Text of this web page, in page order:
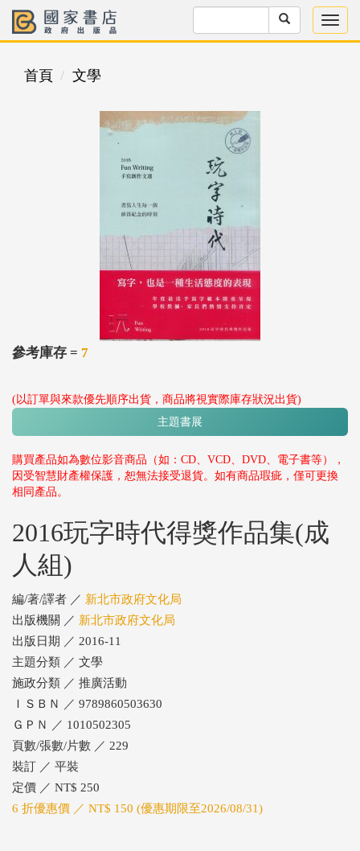
首頁 文學
參考庫存 = 7
(以訂單與來款優先順序出貨，商品將視實際庫存狀況出貨)
主題書展
購買產品如為數位影音商品（如：CD、VCD、DVD、電子書等），
因受智慧財產權保護，恕無法接受退貨。如有商品瑕疵，僅可更換
相同產品。
2016玩字時代得獎作品集(成
人組)
編/著/譯者 ／ 新北市政府文化局
出版機關 ／ 新北市政府文化局
出版日期 ／ 2016-11
主題分類 ／ 文學
施政分類 ／ 推廣活動
ＩＳＢＮ ／ 9789860503630
ＧＰＮ ／ 1010502305
頁數/張數/片數 ／ 229
裝訂 ／ 平裝
定價 ／ NT$ 250
6 折優惠價 ／ NT$ 150 (優惠期限至2026/08/31)